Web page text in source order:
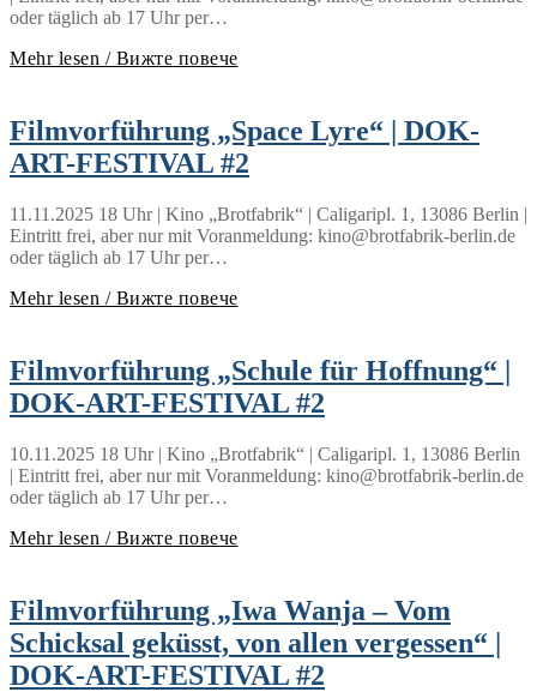
oder täglich ab 17 Uhr per…
Mehr lesen / Вижте повече
Filmvorführung „Space Lyre“ | DOK-
ART-FESTIVAL #2
11.11.2025 18 Uhr | Kino „Brotfabrik“ | Caligaripl. 1, 13086 Berlin |
Eintritt frei, aber nur mit Voranmeldung: kino@brotfabrik-berlin.de
oder täglich ab 17 Uhr per…
Mehr lesen / Вижте повече
Filmvorführung „Schule für Hoffnung“ |
DOK-ART-FESTIVAL #2
10.11.2025 18 Uhr | Kino „Brotfabrik“ | Caligaripl. 1, 13086 Berlin
| Eintritt frei, aber nur mit Voranmeldung: kino@brotfabrik-berlin.de
oder täglich ab 17 Uhr per…
Mehr lesen / Вижте повече
Filmvorführung „Iwa Wanja – Vom
Schicksal geküsst, von allen vergessen“ |
DOK-ART-FESTIVAL #2